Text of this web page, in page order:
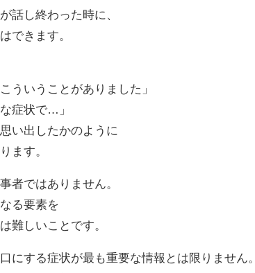
話し終わった時に、
できます。
ういうことがありました」
症状で…」
い出したかのように
ます。
者ではありません。
る要素を
難しいことです。
にする症状が最も重要な情報とは限りません。